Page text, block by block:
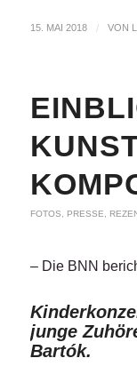
15. MAI 2018 / VON
FOTOS PRESSE
– Die BNN
junge
Bartók.